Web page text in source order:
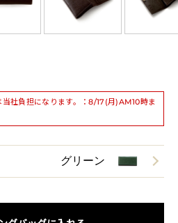
社負担になります。：8/17(月)AM10時ま
グリーン